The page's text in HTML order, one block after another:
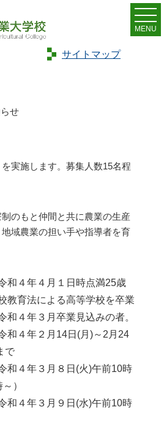
サイトマップ
MENU
一般入試（後期）のお
せ
実施します。募集人数15名程
のもと仲間と共に農業の生産
域農業の担い手や指導者を育
和４年４月１日時点満25歳
教育法による高等学校を卒業
和４年３月卒業見込みの者。
４年２月14日(月)～2月24
で
和４年３月８日(火)午前10時
）
４年３月９日(水)午前10時